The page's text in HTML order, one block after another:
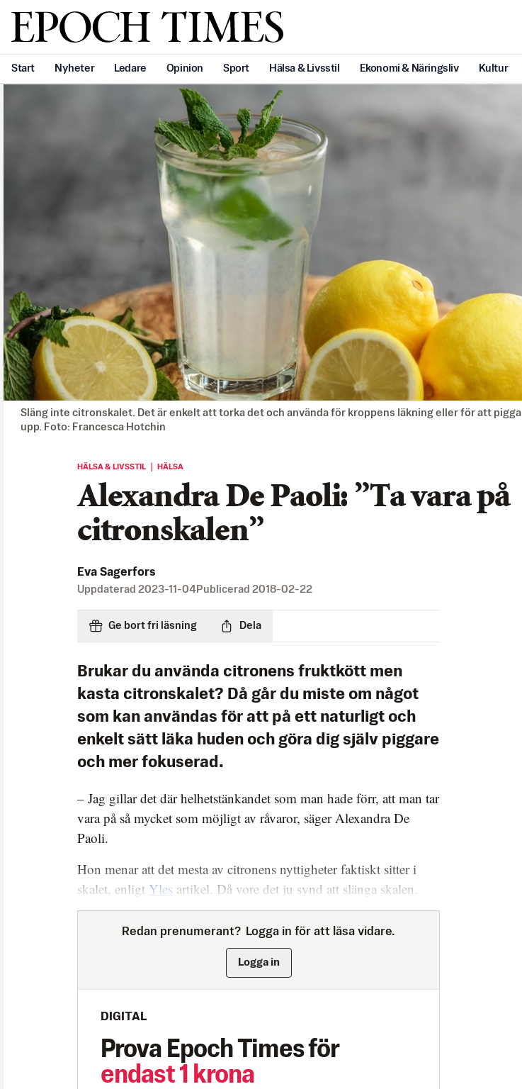
Svenska Epoch Times
Start Nyheter Ledare Opinion Sport Hälsa & Livsstil Ekonomi & Näringsliv Kultur
Släng inte citronskalet. Det är enkelt att torka det och använda för kroppens läkning eller för att pigga
upp. Foto: Francesca Hotchin
HÄLSA & LIVSSTIL ｜ HÄLSA
Alexandra De Paoli: ”Ta vara på
citronskalen”
Eva Sagerfors
Uppdaterad 2023-11-04 Publicerad 2018-02-22
Ge bort fri läsning Dela
Brukar du använda citronens fruktkött men
kasta citronskalet? Då går du miste om något
som kan användas för att på ett naturligt och
enkelt sätt läka huden och göra dig själv piggare
och mer fokuserad.
– Jag gillar det där helhetstänkandet som man hade förr, att man tar
vara på så mycket som möjligt av råvaror, säger Alexandra De
Paoli.
Hon menar att det mesta av citronens nyttigheter faktiskt sitter i
skalet, enligt Yles artikel. Då vore det ju synd att slänga skalen.
Redan prenumerant? Logga in för att läsa vidare.
Logga in
DIGITAL
Prova Epoch Times för
endast 1 krona